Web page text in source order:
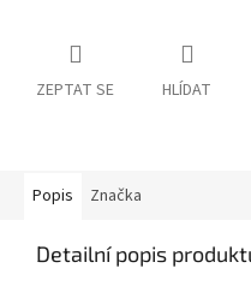
ZEPTAT SE HLÍDAT
Popis Značka
Detailní popis